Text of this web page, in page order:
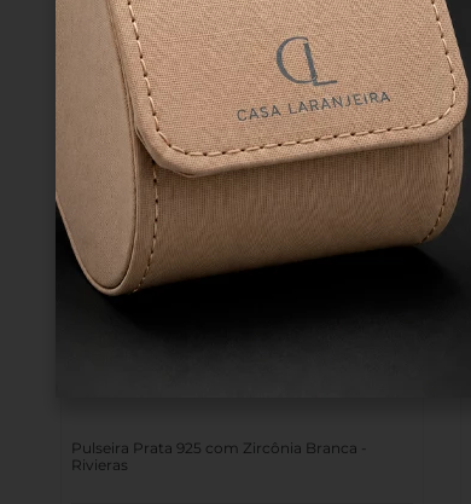
Gargantilha Prata 925 com Zircônia Verde -
Rivieras
,00
R$ 390,00
R$ 55,71
20%
Pulseira Prata 925 com Zircônia Branca -
Rivieras